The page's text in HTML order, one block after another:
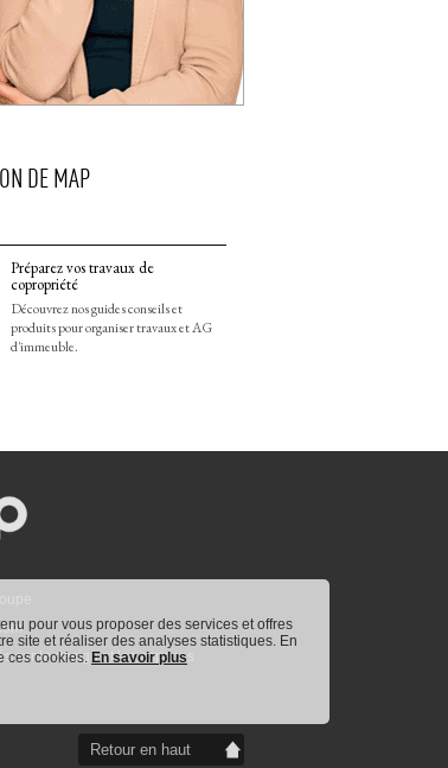
DE MAP
Préparez vos travaux de
copropriété
Découvrez nos guides conseils et
produits pour organiser travaux et AG
d'immeuble.
sur le design et les espaces
Retour en haut
pour vous proposer des services et offres
site et réaliser des analyses statistiques. En
ces cookies. En savoir plus